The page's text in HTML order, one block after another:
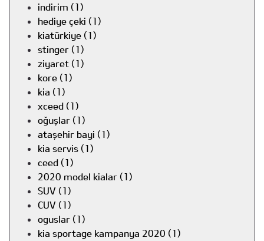
indirim (1)
hediye çeki (1)
kiatürkiye (1)
stinger (1)
ziyaret (1)
kore (1)
kia (1)
xceed (1)
oğuşlar (1)
ataşehir bayi (1)
kia servis (1)
ceed (1)
2020 model kialar (1)
SUV (1)
CUV (1)
oguslar (1)
kia sportage kampanya 2020 (1)